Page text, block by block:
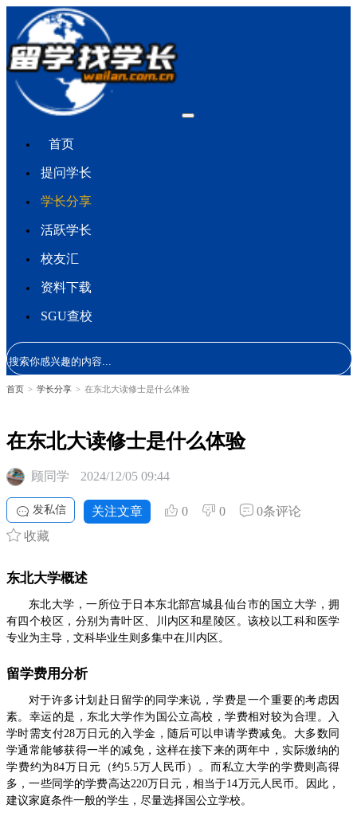
首页
提问学长
学长分享
活跃学长
校友汇
资料下载
SGU查校
首页 > 学长分享 > 在东北大读修士是什么体验
在东北大读修士是什么体验
顾同学 2024/12/05 09:44
发私信 关注文章 0 0
0条评论
收藏
东北大学概述
东北大学，一所位于日本东北部宫城县仙台市的国立大学，拥
有四个校区，分别为青叶区、川内区和星陵区。该校以工科和医学
专业为主导，文科毕业生则多集中在川内区。
留学费用分析
对于许多计划赴日留学的同学来说，学费是一个重要的考虑因
素。幸运的是，东北大学作为国公立高校，学费相对较为合理。入
学时需支付28万日元的入学金，随后可以申请学费减免。大多数同
学通常能够获得一半的减免，这样在接下来的两年中，实际缴纳的
学费约为84万日元（约5.5万人民币）。而私立大学的学费则高得
多，一些同学的学费高达220万日元，相当于14万元人民币。因此，
建议家庭条件一般的学生，尽量选择国公立学校。